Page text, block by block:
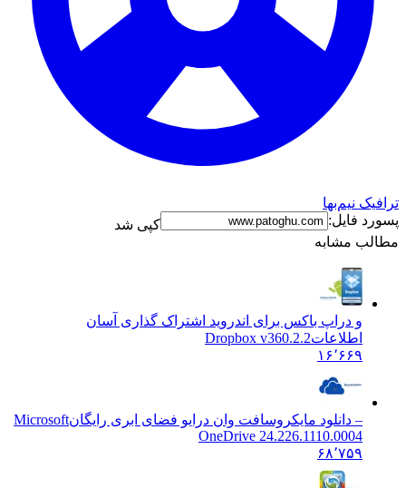
نیم‌بها
فایل:
کپی شد
مشابه
و دراپ باکس برای اندروید اشتراک گذاری آسان
اطلاعاتDropbox v360.2.2
۱۶٬۶۶۹
– دانلود مایکروسافت وان درایو فضای ابری رایگانMicrosoft
OneDrive 24.226.1110.0004
۶۸٬۷۵۹